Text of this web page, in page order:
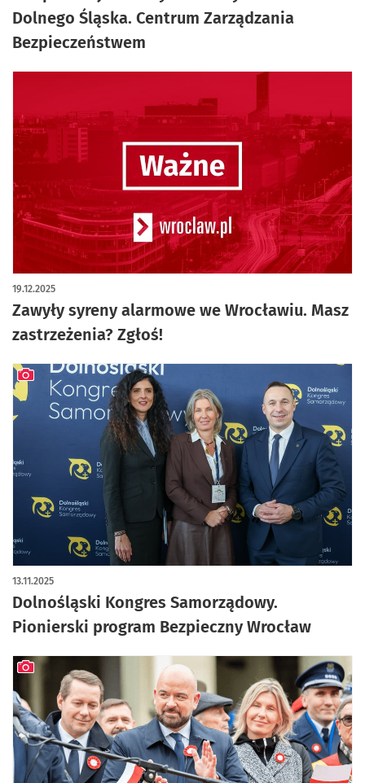
Dolnego Śląska. Centrum Zarządzania
Bezpieczeństwem
Zawyły syreny alarmowe we Wrocławiu. Masz
zastrzeżenia? Zgłoś!
19.12.2025
Dolnośląski Kongres Samorządowy.
Pionierski program Bezpieczny Wrocław
13.11.2025
artykuł z galerią zdjęć